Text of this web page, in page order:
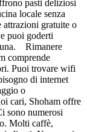
pasti deliziosi
locale senza
attrazioni gratuite o
puoi goderti
Rimanere
comprende
Puoi trovare wifi
di internet
o
cari, Shoham offre
sono numerosi
Molti caffè,